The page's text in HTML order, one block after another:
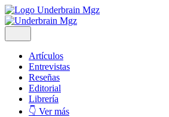
Artículos
Entrevistas
Reseñas
Editorial
Librería
👇 Ver más